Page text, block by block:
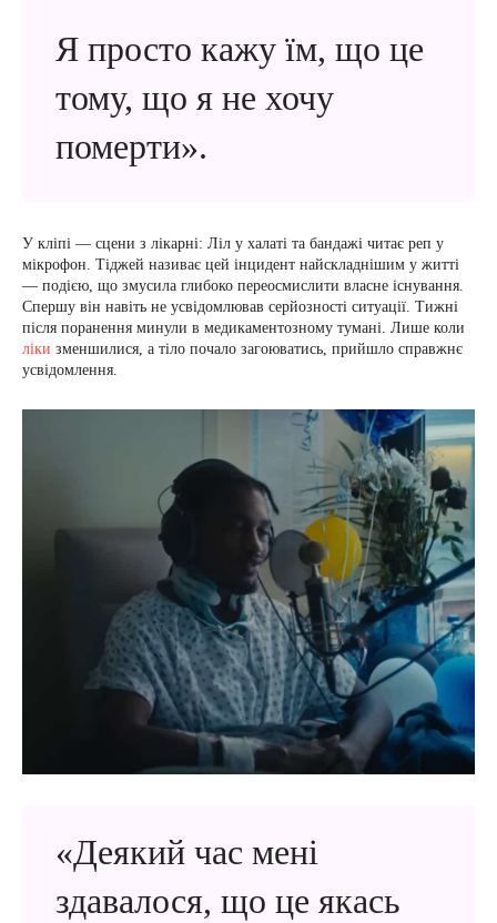
Я просто кажу їм, що це
тому, що я не хочу
померти».
У кліпі — сцени з лікарні: Ліл у халаті та бандажі читає реп у
мікрофон. Тіджей називає цей інцидент найскладнішим у житті
— подією, що змусила глибоко переосмислити власне існування.
Спершу він навіть не усвідомлював серйозності ситуації. Тижні
після поранення минули в медикаментозному тумані. Лише коли
ліки зменшилися, а тіло почало загоюватись, прийшло справжнє
усвідомлення.
«Деякий час мені
здавалося, що це якась